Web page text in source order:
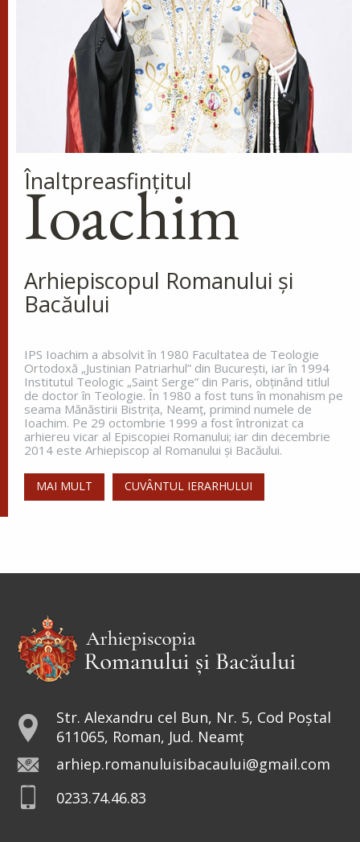
Apostolul zilei
Fraților, mi se pare că Dumnezeu, pe noi, apostolii,
ne-a arătat ca pe cei din urmă oameni, ca pe niște
osândiți la moarte, fiindcă ne-am făcut priveliște
lumii și îngerilor și...
Evanghelia zilei
În vremea aceea s-a apropiat de Iisus un om,
miluiește pe fiul meu, că este lunatic și pătimește
rău, căci adesea cade în...
doxologia.ro
Preia articolele Doxologia în site-ul tău!
Înaltpreasfinţitul
Ioachim
Arhiepiscopul Romanului și
Bacăului
IPS Ioachim a absolvit în 1980 Facultatea de Teologie
Ortodoxă „Justinian Patriarhul” din Bucureşti, iar în 1994
Institutul Teologic „Saint Serge” din Paris, obţinând titlul
de doctor în Teologie. În 1980 a fost tuns în monahism pe
seama Mănăstirii Bistriţa, Neamţ, primind numele de
Ioachim. Pe 29 octombrie 1999 a fost întronizat ca
arhiereu vicar al Episcopiei Romanului; iar din decembrie
2014 este Arhiepiscop al Romanului și Bacăului.
MAI MULT CUVÂNTUL IERARHULUI
Str. Alexandru cel Bun, Nr. 5, Cod Poștal
611065, Roman, Jud. Neamț
arhiep.romanuluisibacaului@gmail.com
0233.74.46.83